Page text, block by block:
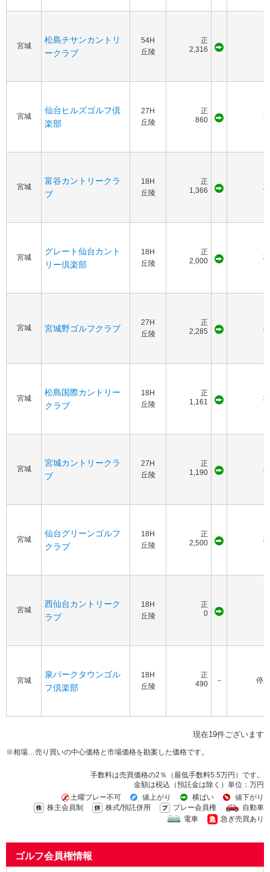
宮城
松島チサンカントリ
ークラブ
54H
丘陵
正
2,316
宮城
仙台ヒルズゴルフ倶
楽部
27H
丘陵
正
860
宮城
富谷カントリークラ
ブ
18H
丘陵
正
1,366
宮城
グレート仙台カント
リー倶楽部
18H
丘陵
正
2,000
宮城 宮城野ゴルフクラブ
27H
丘陵
正
2,285
宮城
松島国際カントリー
クラブ
18H
丘陵
正
1,161
宮城
宮城カントリークラ
ブ
27H
丘陵
正
1,190
宮城
仙台グリーンゴルフ
クラブ
18H
丘陵
正
2,500
宮城
西仙台カントリーク
ラブ
18H
丘陵
正
0
宮城
泉パークタウンゴル
フ倶楽部
18H
丘陵
正
490
－ 停
現在19件ございます
※相場…売り買いの中心価格と市場価格を勘案した価格です。
手数料は売買価格の2％（最低手数料5.5万円）です。
金額は税込（預託金は除く）単位：万円
土曜プレー不可
値上がり 横ばい
値下がり
株主会員制
株式/預託併用 プレー会員権
自動車
電車
急ぎ売買あり
ゴルフ会員権情報